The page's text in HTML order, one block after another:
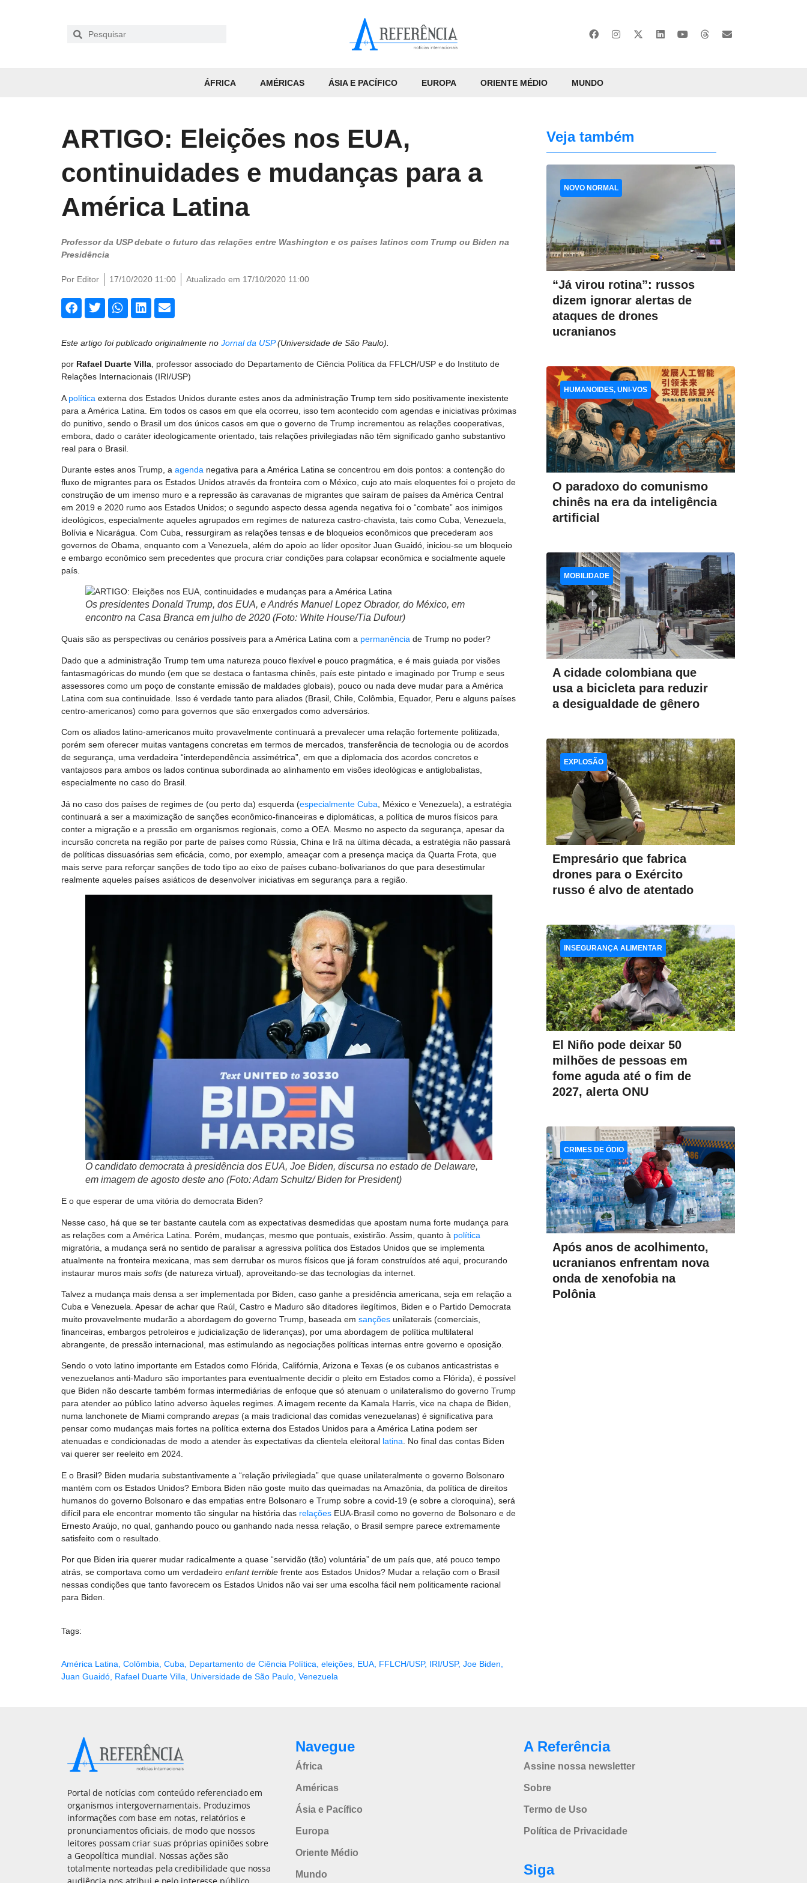
ÁFRICA AMÉRICAS ÁSIA E PACÍFICO EUROPA ORIENTE MÉDIO MUNDO
ARTIGO: Eleições nos EUA,
continuidades e mudanças para a
América Latina
Professor da USP debate o futuro das relações entre Washington e os países latinos com Trump ou Biden na
Presidência
Por Editor 17/10/2020 11:00 Atualizado em 17/10/2020 11:00
Este artigo foi publicado originalmente no Jornal da USP(Universidade de São Paulo).
por Rafael Duarte Villa, professor associado do Departamento de Ciência Política da FFLCH/USP e do Instituto de
Relações Internacionais (IRI/USP)
A política externa dos Estados Unidos durante estes anos da administração Trump tem sido positivamente inexistente
para a América Latina. Em todos os casos em que ela ocorreu, isso tem acontecido com agendas e iniciativas próximas
do punitivo, sendo o Brasil um dos únicos casos em que o governo de Trump incrementou as relações cooperativas,
embora, dado o caráter ideologicamente orientado, tais relações privilegiadas não têm significado ganho substantivo
real para o Brasil.
Durante estes anos Trump, a agenda negativa para a América Latina se concentrou em dois pontos: a contenção do
fluxo de migrantes para os Estados Unidos através da fronteira com o México, cujo ato mais eloquentes foi o projeto de
construção de um imenso muro e a repressão às caravanas de migrantes que saíram de países da América Central
em 2019 e 2020 rumo aos Estados Unidos; o segundo aspecto dessa agenda negativa foi o “combate” aos inimigos
ideológicos, especialmente aqueles agrupados em regimes de natureza castro-chavista, tais como Cuba, Venezuela,
Bolívia e Nicarágua. Com Cuba, ressurgiram as relações tensas e de bloqueios econômicos que precederam aos
governos de Obama, enquanto com a Venezuela, além do apoio ao líder opositor Juan Guaidó, iniciou-se um bloqueio
e embargo econômico sem precedentes que procura criar condições para colapsar econômica e socialmente aquele
país.
Os presidentes Donald Trump, dos EUA, e Andrés Manuel Lopez Obrador, do México, em
encontro na Casa Branca em julho de 2020 (Foto: White House/Tia Dufour)
Quais são as perspectivas ou cenários possíveis para a América Latina com a permanência de Trump no poder?
Dado que a administração Trump tem uma natureza pouco flexível e pouco pragmática, e é mais guiada por visões
fantasmagóricas do mundo (em que se destaca o fantasma chinês, país este pintado e imaginado por Trump e seus
assessores como um poço de constante emissão de maldades globais), pouco ou nada deve mudar para a América
Latina com sua continuidade. Isso é verdade tanto para aliados (Brasil, Chile, Colômbia, Equador, Peru e alguns países
centro-americanos) como para governos que são enxergados como adversários.
Com os aliados latino-americanos muito provavelmente continuará a prevalecer uma relação fortemente politizada,
porém sem oferecer muitas vantagens concretas em termos de mercados, transferência de tecnologia ou de acordos
de segurança, uma verdadeira “interdependência assimétrica”, em que a diplomacia dos acordos concretos e
vantajosos para ambos os lados continua subordinada ao alinhamento em visões ideológicas e antiglobalistas,
especialmente no caso do Brasil.
Já no caso dos países de regimes de (ou perto da) esquerda (especialmente Cuba , México e Venezuela), a estratégia
continuará a ser a maximização de sanções econômico-financeiras e diplomáticas, a política de muros físicos para
conter a migração e a pressão em organismos regionais, como a OEA. Mesmo no aspecto da segurança, apesar da
incursão concreta na região por parte de países como Rússia, China e Irã na última década, a estratégia não passará
de políticas dissuasórias sem eficácia, como, por exemplo, ameaçar com a presença maciça da Quarta Frota, que
mais serve para reforçar sanções de todo tipo ao eixo de países cubano-bolivarianos do que para desestimular
realmente aqueles países asiáticos de desenvolver iniciativas em segurança para a região.
O candidato democrata à presidência dos EUA, Joe Biden, discursa no estado de Delaware,
em imagem de agosto deste ano (Foto: Adam Schultz/ Biden for President)
E o que esperar de uma vitória do democrata Biden?
Nesse caso, há que se ter bastante cautela com as expectativas desmedidas que apostam numa forte mudança para
as relações com a América Latina. Porém, mudanças, mesmo que pontuais, existirão. Assim, quanto à política
migratória, a mudança será no sentido de paralisar a agressiva política dos Estados Unidos que se implementa
atualmente na fronteira mexicana, mas sem derrubar os muros físicos que já foram construídos até aqui, procurando
instaurar muros mais softs (de natureza virtual), aproveitando-se das tecnologias da internet.
Talvez a mudança mais densa a ser implementada por Biden, caso ganhe a presidência americana, seja em relação a
Cuba e Venezuela. Apesar de achar que Raúl, Castro e Maduro são ditadores ilegítimos, Biden e o Partido Democrata
muito provavelmente mudarão a abordagem do governo Trump, baseada em sanções unilaterais (comerciais,
financeiras, embargos petroleiros e judicialização de lideranças), por uma abordagem de política multilateral
abrangente, de pressão internacional, mas estimulando as negociações políticas internas entre governo e oposição.
Sendo o voto latino importante em Estados como Flórida, Califórnia, Arizona e Texas (e os cubanos anticastristas e
venezuelanos anti-Maduro são importantes para eventualmente decidir o pleito em Estados como a Flórida), é possível
que Biden não descarte também formas intermediárias de enfoque que só atenuam o unilateralismo do governo Trump
para atender ao público latino adverso àqueles regimes. A imagem recente da Kamala Harris, vice na chapa de Biden,
numa lanchonete de Miami comprando arepas (a mais tradicional das comidas venezuelanas) é significativa para
pensar como mudanças mais fortes na política externa dos Estados Unidos para a América Latina podem ser
atenuadas e condicionadas de modo a atender às expectativas da clientela eleitoral latina. No final das contas Biden
vai querer ser reeleito em 2024.
E o Brasil? Biden mudaria substantivamente a “relação privilegiada” que quase unilateralmente o governo Bolsonaro
mantém com os Estados Unidos? Embora Biden não goste muito das queimadas na Amazônia, da política de direitos
humanos do governo Bolsonaro e das empatias entre Bolsonaro e Trump sobre a covid-19 (e sobre a cloroquina), será
difícil para ele encontrar momento tão singular na história das relações EUA-Brasil como no governo de Bolsonaro e de
Ernesto Araújo, no qual, ganhando pouco ou ganhando nada nessa relação, o Brasil sempre parece extremamente
satisfeito com o resultado.
Por que Biden iria querer mudar radicalmente a quase “servidão (tão) voluntária” de um país que, até pouco tempo
atrás, se comportava como um verdadeiro enfant terrible frente aos Estados Unidos? Mudar a relação com o Brasil
nessas condições que tanto favorecem os Estados Unidos não vai ser uma escolha fácil nem politicamente racional
para Biden.
Tags:
América Latina Colômbia Cuba Departamento de Ciência Política eleições EUA FFLCH/USP, IRI/USP, Joe Biden
Juan Guaidó Rafael Duarte Villa Universidade de São Paulo Venezuela
Veja também
“Já virou rotina”: russos
dizem ignorar alertas de
ataques de drones
ucranianos
NOVO NORMAL
O paradoxo do comunismo
chinês na era da inteligência
artificial
HUMANOIDES, UNI-VOS
A cidade colombiana que
usa a bicicleta para reduzir
a desigualdade de gênero
MOBILIDADE
Empresário que fabrica
drones para o Exército
russo é alvo de atentado
EXPLOSÃO
El Niño pode deixar 50
milhões de pessoas em
fome aguda até o fim de
2027, alerta ONU
INSEGURANÇA ALIMENTAR
Após anos de acolhimento,
ucranianos enfrentam nova
onda de xenofobia na
Polônia
CRIMES DE ÓDIO
Portal de notícias com conteúdo referenciado em
organismos intergovernamentais. Produzimos
informações com base em notas, relatórios e
pronunciamentos oficiais, de modo que nossos
leitores possam criar suas próprias opiniões sobre
a Geopolítica mundial. Nossas ações são
totalmente norteadas pela credibilidade que nossa
Navegue
África
Américas
Ásia e Pacífico
Europa
Oriente Médio
Mundo
A Referência
Assine nossa newsletter
Sobre
Termo de Uso
Política de Privacidade
Siga